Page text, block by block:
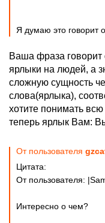
Я думаю это говорит
Ваша фраза
ярлыки на людей, а
сложную сущность
слова(ярлыка),
хотите понимать
теперь ярлык Вам:
От пользователя
Цитата:
От пользователя:
Интересно о чем?